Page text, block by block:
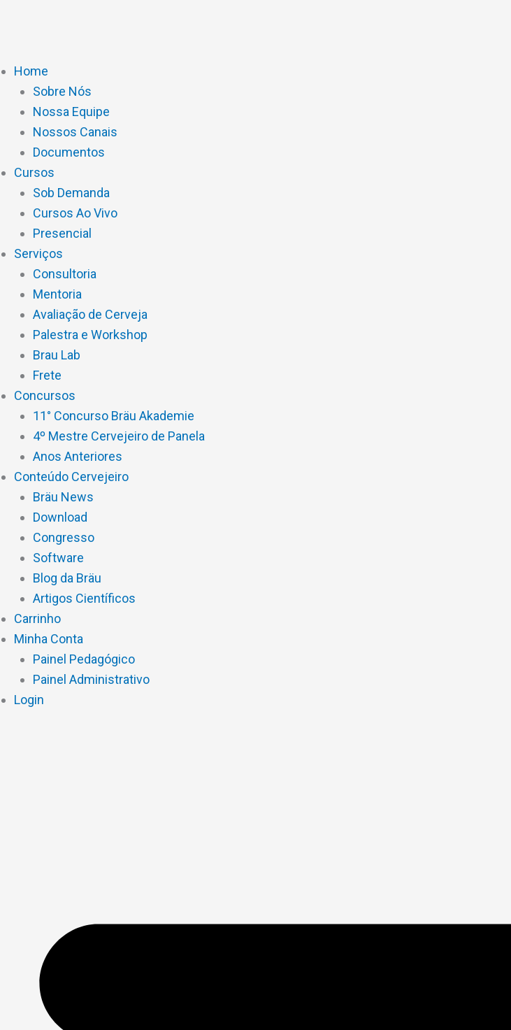
conteúdo
Home
Sobre Nós
Nossa Equipe
Nossos Canais
Documentos
Cursos
Sob Demanda
Cursos Ao Vivo
Presencial
Serviços
Consultoria
Mentoria
Avaliação de Cerveja
Palestra e Workshop
Brau Lab
Frete
Concursos
11° Concurso Bräu Akademie
4º Mestre Cervejeiro de Panela
Anos Anteriores
Conteúdo Cervejeiro
Bräu News
Download
Congresso
Software
Blog da Bräu
Artigos Científicos
Carrinho
Minha Conta
Painel Pedagógico
Painel Administrativo
Login